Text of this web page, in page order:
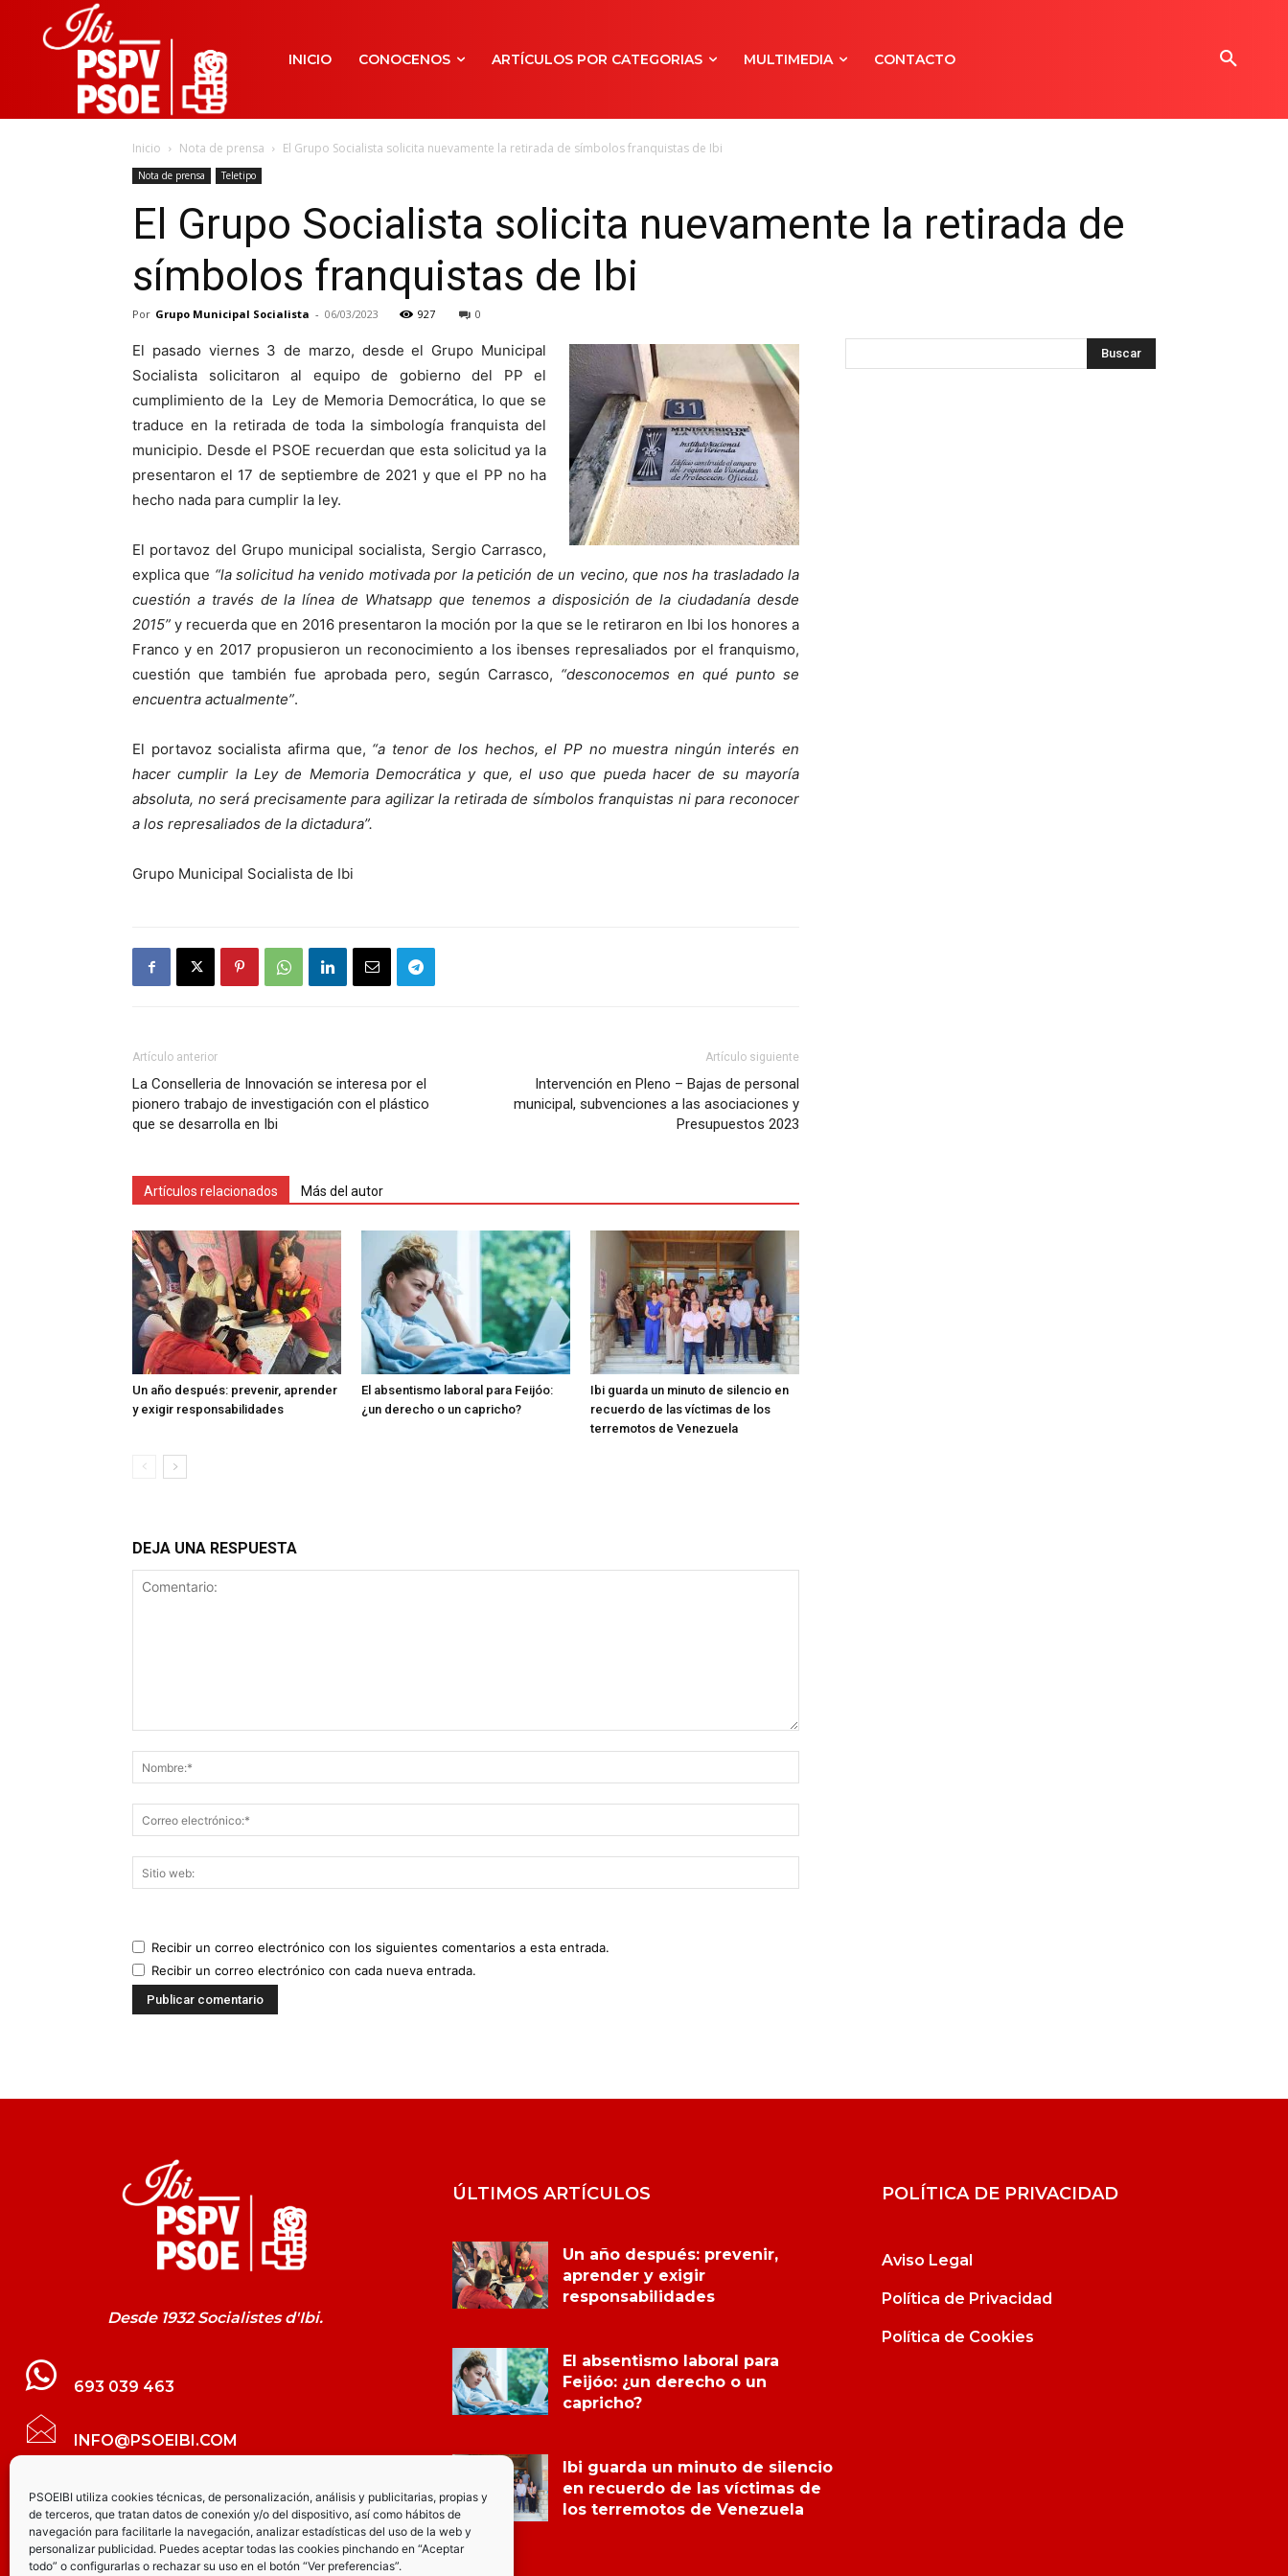
PSOEIBI utiliza cookies técnicas, de personalización, análisis y publicitarias, propias y
de terceros, que tratan datos de conexión y/o del dispositivo, así como hábitos de
navegación para facilitarle la navegación, analizar estadísticas del uso de la web y
personalizar publicidad. Puedes aceptar todas las cookies pinchando en “Aceptar
todo” o configurarlas o rechazar su uso en el botón “Ver preferencias”.
INICIO CONOCENOS ARTÍCULOS POR CATEGORIAS MULTIMEDIA CONTACTO
Inicio Nota de prensa El Grupo Socialista solicita nuevamente la retirada de símbolos franquistas de Ibi
Nota de prensa Teletipo
El Grupo Socialista solicita nuevamente la retirada de
símbolos franquistas de Ibi
Por Grupo Municipal Socialista - 06/03/2023 927 0
El pasado viernes 3 de marzo, desde el Grupo Municipal
Socialista solicitaron al equipo de gobierno del PP el
cumplimiento de la Ley de Memoria Democrática, lo que se
traduce en la retirada de toda la simbología franquista del
municipio. Desde el PSOE recuerdan que esta solicitud ya la
presentaron el 17 de septiembre de 2021 y que el PP no ha
hecho nada para cumplir la ley.
El portavoz del Grupo municipal socialista, Sergio Carrasco,
explica que “la solicitud ha venido motivada por la petición de un vecino, que nos ha trasladado la
cuestión a través de la línea de Whatsapp que tenemos a disposición de la ciudadanía desde
2015” y recuerda que en 2016 presentaron la moción por la que se le retiraron en Ibi los honores a
Franco y en 2017 propusieron un reconocimiento a los ibenses represaliados por el franquismo,
cuestión que también fue aprobada pero, según Carrasco, “desconocemos en qué punto se
encuentra actualmente”.
El portavoz socialista afirma que, “a tenor de los hechos, el PP no muestra ningún interés en
hacer cumplir la Ley de Memoria Democrática y que, el uso que pueda hacer de su mayoría
absoluta, no será precisamente para agilizar la retirada de símbolos franquistas ni para reconocer
a los represaliados de la dictadura”.
Grupo Municipal Socialista de Ibi
Artículo anterior
La Conselleria de Innovación se interesa por el
pionero trabajo de investigación con el plástico
que se desarrolla en Ibi
Artículo siguiente
Intervención en Pleno – Bajas de personal
municipal, subvenciones a las asociaciones y
Presupuestos 2023
Artículos relacionados Más del autor
Un año después: prevenir, aprender
y exigir responsabilidades
El absentismo laboral para Feijóo:
¿un derecho o un capricho?
Ibi guarda un minuto de silencio en
recuerdo de las víctimas de los
terremotos de Venezuela
DEJA UNA RESPUESTA
Recibir un correo electrónico con los siguientes comentarios a esta entrada.
Recibir un correo electrónico con cada nueva entrada.
Desde 1932 Socialistes d'Ibi.
693 039 463
INFO@PSOEIBI.COM
GRUPO MUNICIPAL SOCIALISTA DE IBI C/
LES ERES, 48 – 3º - DESPACHO PSOE
ÚLTIMOS ARTÍCULOS
Un año después: prevenir,
aprender y exigir
responsabilidades
El absentismo laboral para
Feijóo: ¿un derecho o un
capricho?
Ibi guarda un minuto de silencio
en recuerdo de las víctimas de
los terremotos de Venezuela
POLÍTICA DE PRIVACIDAD
Aviso Legal
Política de Privacidad
Política de Cookies